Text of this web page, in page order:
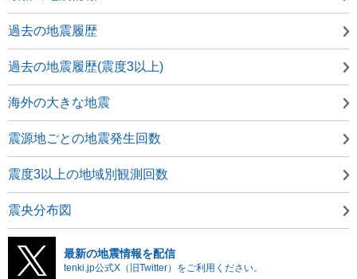
過去の地震履歴
過去の地震履歴(震度3以上)
海外の大きな地震
震源地ごとの地震発生回数
震度3以上の地域別観測回数
震央分布図
最新の地震情報を配信
tenki.jp公式X（旧Twitter）をご利用ください。